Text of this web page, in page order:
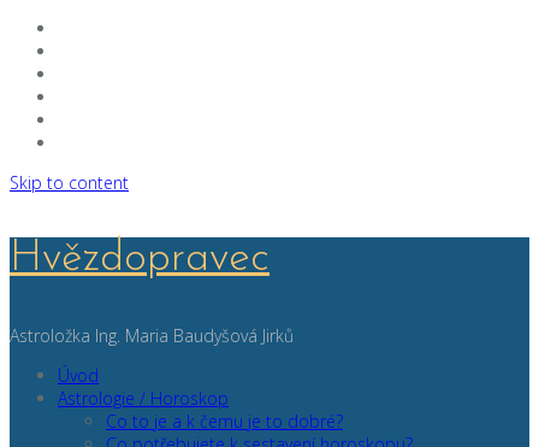
Skip to content
Hvězdopravec
Astroložka Ing. Maria Baudyšová Jirků
Úvod
Astrologie / Horoskop
Co to je a k čemu je to dobré?